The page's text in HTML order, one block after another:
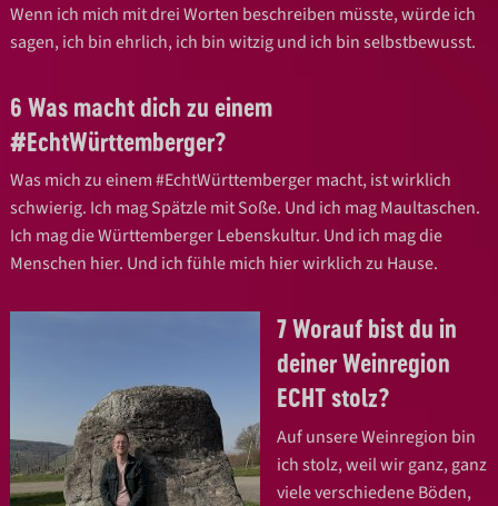
Wenn ich mich mit drei Worten beschreiben müsste, würde ich
sagen, ich bin ehrlich, ich bin witzig und ich bin selbstbewusst.
6 Was macht dich zu einem
#EchtWürttemberger?
Was mich zu einem #EchtWürttemberger macht, ist wirklich
schwierig. Ich mag Spätzle mit Soße. Und ich mag Maultaschen.
Ich mag die Württemberger Lebenskultur. Und ich mag die
Menschen hier. Und ich fühle mich hier wirklich zu Hause.
7 Worauf bist du in
deiner Weinregion
ECHT stolz?
Auf unsere Weinregion bin
ich stolz, weil wir ganz, ganz
viele verschiedene Böden,